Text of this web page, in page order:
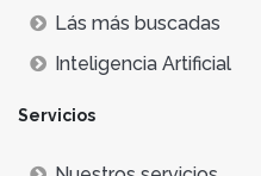
Lás más buscadas
Inteligencia Artificial
Servicios